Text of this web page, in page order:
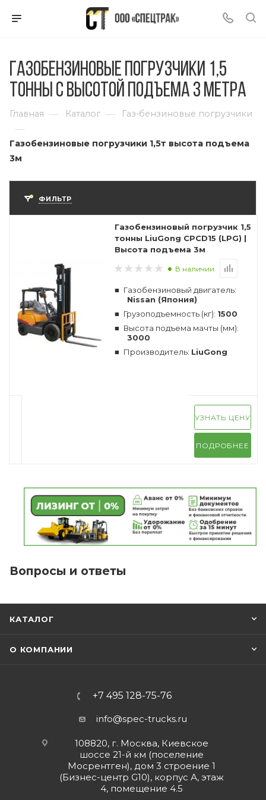
Газобензиновые погрузчики 1,5
тонны с высотой подъема 3 метра
Главная — Каталог — Газ-бензиновые погрузчики
—
Газобензиновые погрузчики 1,5т высота подъема
3м
ФИЛЬТР
Газобензиновый погрузчик 1,5
тонны LiuGong CPCD15 (LPG) |
Высота подъема 3м
В наличии
Газобензиновый двигатель:
Nissan (Япония)
Грузоподъемность (кг): 1500
Высота подъема мачты (мм):
3000
Производитель: LiuGong
УЗНАТЬ ЦЕНУ
ПОДРОБНЕЕ
Вопросы и ответы
КАТАЛОГ
О КОМПАНИИ
+7 495 128-75-76
info@spec-trucks.ru
108820, г. Москва, Киевское
шоссе 21-й км (поселение
Мосрентген), дом 3 строение 1
(Бизнес-центр G10), корпус А, этаж
4, помещение 4.5